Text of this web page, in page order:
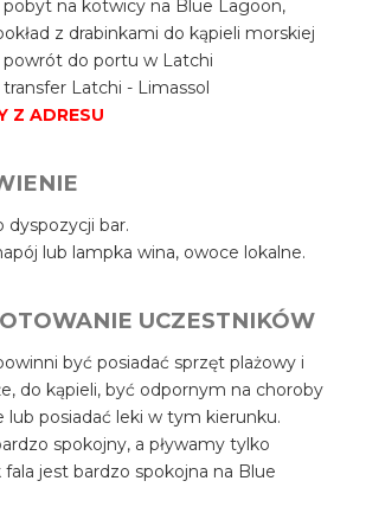
pobyt na kotwicy na Blue Lagoon,
z drabinkami do kąpieli morskiej
powrót do portu w Latchi
transfer Latchi - Limassol
Z ADRESU
dyspozycji bar.
lub lampka wina, owoce lokalne.
UCZESTNIKÓW
być posiadać sprzęt plażowy i
do kąpieli, być odpornym na choroby
lub posiadać leki w tym kierunku.
spokojny, a pływamy tylko
fala jest bardzo spokojna na Blue